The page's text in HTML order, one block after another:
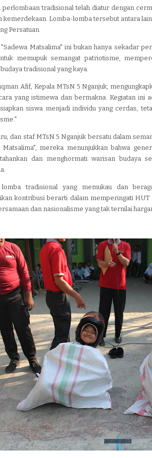
perlombaan tradisional telah diatur dengan
kemerdekaan. Lomba-lomba tersebut antara
Persatuan.
"Sadewa Matsalima" ini bukan hanya sekadar
memupuk semangat patriotisme,
tradisional yang kaya.
Afif, Kepala MTsN 5 Nganjuk,
yang istimewa dan bermakna. Kegiatan ini
siswa menjadi individu yang cerdas,
dan staf MTsN 5 Nganjuk bersatu dalam
Matsalima", mereka menunjukkan bahwa
dan menghormati warisan budaya
lomba tradisional yang memukau dan
kontribusi berarti dalam memperingati HUT
dan nasionalisme yang tak ternilai